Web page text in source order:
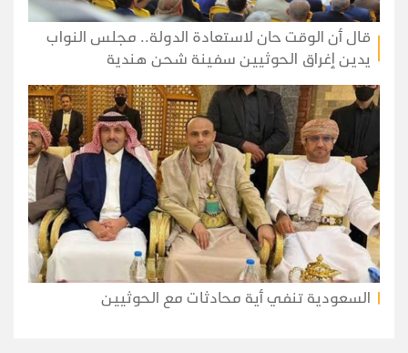
قال أن الوقت حان لاستعادة الدولة.. مجلس النواب
يدين إغراق الحوثيين سفينة شحن هندية
السعودية تنفي أية محادثات مع الحوثيين